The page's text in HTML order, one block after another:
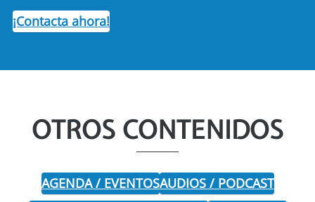
¡Contacta ahora!
OTROS CONTENIDOS
AGENDA / EVENTOSAUDIOS / PODCAST